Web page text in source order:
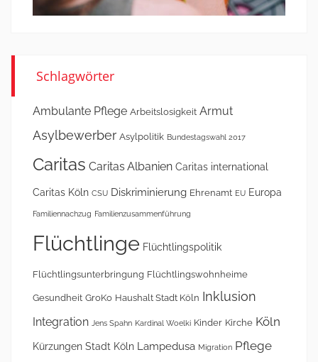
Schlagwörter
Ambulante Pflege Arbeitslosigkeit Armut
Asylbewerber Asylpolitik Bundestagswahl 2017
Caritas Caritas Albanien Caritas international
Caritas Köln CSU Diskriminierung Ehrenamt EU Europa
Familiennachzug Familienzusammenführung
Flüchtlinge Flüchtlingspolitik
Flüchtlingsunterbringung Flüchtlingswohnheime
Gesundheit GroKo Haushalt Stadt Köln Inklusion
Integration Jens Spahn Kardinal Woelki Kinder Kirche Köln
Kürzungen Stadt Köln Lampedusa Migration Pflege